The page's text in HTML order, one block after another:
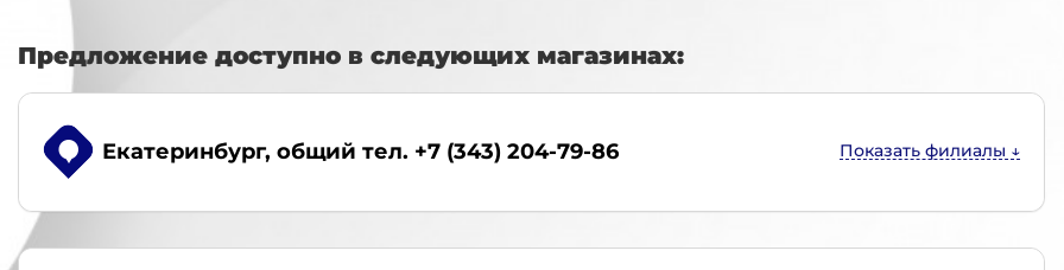
Предложение доступно в следующих магазинах:
Екатеринбург, общий тел. +7 (343) 204-79-86